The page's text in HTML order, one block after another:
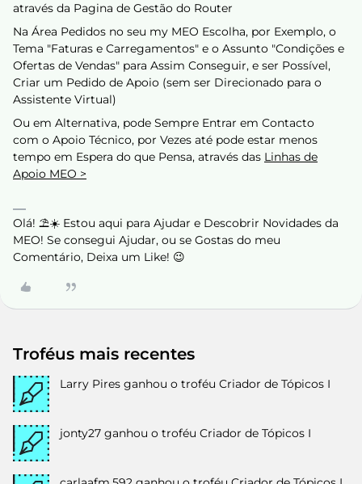
através da Pagina de Gestão do Router
Na Área Pedidos no seu my MEO Escolha, por Exemplo, o
Tema "Faturas e Carregamentos" e o Assunto "Condições e
Ofertas de Vendas" para Assim Conseguir, e ser Possível,
Criar um Pedido de Apoio (sem ser Direcionado para o
Assistente Virtual)
Ou em Alternativa, pode Sempre Entrar em Contacto
com o Apoio Técnico, por Vezes até pode estar menos
tempo em Espera do que Pensa, através das Linhas de
Apoio MEO >
Olá! ⛱️☀️ Estou aqui para Ajudar e Descobrir Novidades da
MEO! Se consegui Ajudar, ou se Gostas do meu
Comentário, Deixa um Like! 😉
Troféus mais recentes
Larry Pires ganhou o troféu Criador de Tópicos I
jonty27 ganhou o troféu Criador de Tópicos I